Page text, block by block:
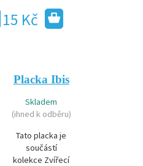
15 Kč
Placka Ibis
Skladem
(ihned k odběru)
Tato placka je
součástí
kolekce Zvířecí